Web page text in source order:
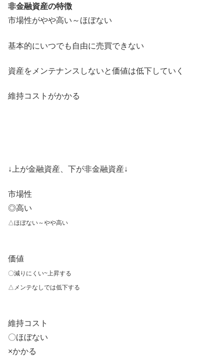
非金融資産の特徴
市場性がやや高い～ほぼない
基本的にいつでも自由に売買できない
資産をメンテナンスしないと価値は低下していく
維持コストがかかる
↓上が金融資産、下が非金融資産↓
市場性
◎高い
△ほぼない～やや高い
価値
〇減りにくい~上昇する
△メンテなしでは低下する
維持コスト
〇ほぼない
×かかる